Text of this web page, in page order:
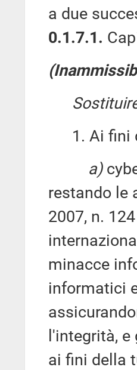
a due
0.1.7.1.
1. Ai fini
a)
restando le
2007, n.
minacce
informatici
l'integrità,
ai fini della